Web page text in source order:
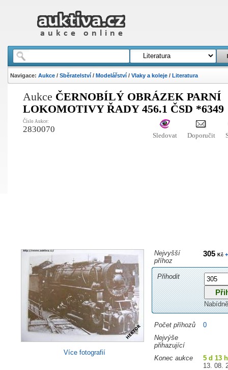
Navigace: Aukce/ Sběratelství/ Modelářství/ Vlaky a koleje/ Literatura
Aukce ČERNOBÍLÝ OBRÁZEK PARNÍ
LOKOMOTIVY ŘADY 456.1 ČSD *6349
Číslo Aukce:
2830070
Sledovat Doporučit
Více fotografií
Nejvyšší
příhoz
305 Kč+
Přihodit
Počet příhozů
0
Nejvýše
přihazující
Konec aukce
5 d 13
13. 08.